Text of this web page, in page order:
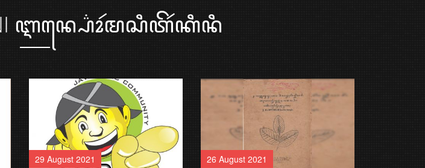
ꦆꦤ꧀ꦥ꦳ꦺꦴꦂꦩꦱꦶꦠꦼꦂꦏꦶꦤꦶ
29 August 2021 26 August 2021